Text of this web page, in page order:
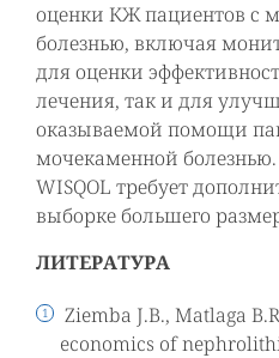
оценки КЖ пациентов с
болезнью, включая
для оценки
лечения, так и для
оказываемой помощи
мочекаменной
WISQOL требует
выборке большего
ЛИТЕРАТУРА
Ziemba J.B., Matlaga
economics of